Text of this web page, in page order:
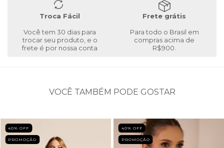
Troca Fácil
Você tem 30 dias para
trocar seu produto, e o
frete é por nossa conta
Frete grátis
Para todo o Brasil em
compras acima de
R$900.
VOCÊ TAMBÉM PODE GOSTAR
40% OFF
PROMOÇÃO
40% OFF
PROMOÇÃO